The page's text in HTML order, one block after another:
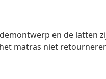
en de latten
matras niet